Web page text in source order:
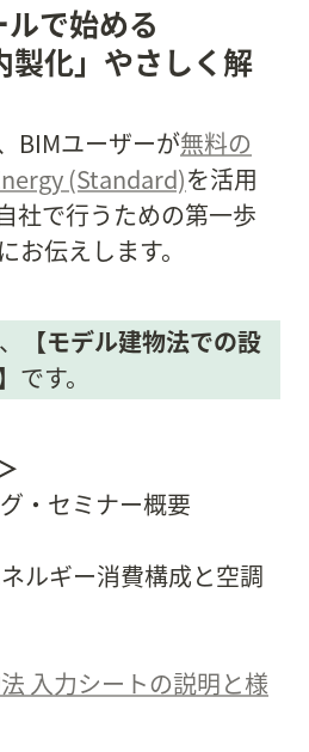
で始める
製化」やさしく解
BIMユーザーが無料の
(Standard)を活用
社で行うための第一歩
お伝えします。
【モデル建物法での設
です。
・セミナー概要
ルギー消費構成と空調
入力シートの説明と様